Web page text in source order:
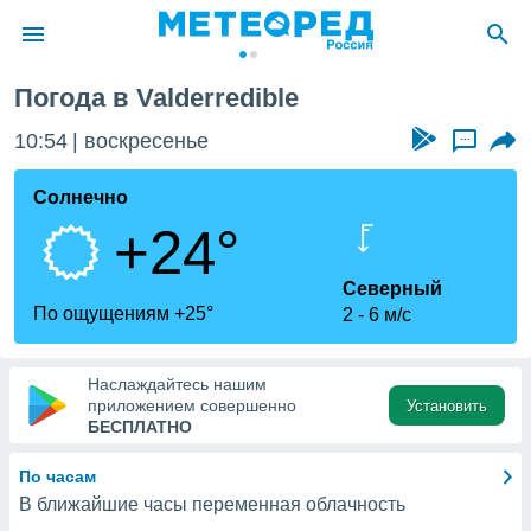
о
Вы можете
к этому
доступ
Погода в Valderredible
10:54 воскресенье ...
Солнечно
+24°
По ощущениям +25°
Северный
2
6 м/с
Наслаждайтесь нашим
приложением совершенно
БЕСПЛАТНО
Установить
По часам
В ближайшие часы переменная облачность